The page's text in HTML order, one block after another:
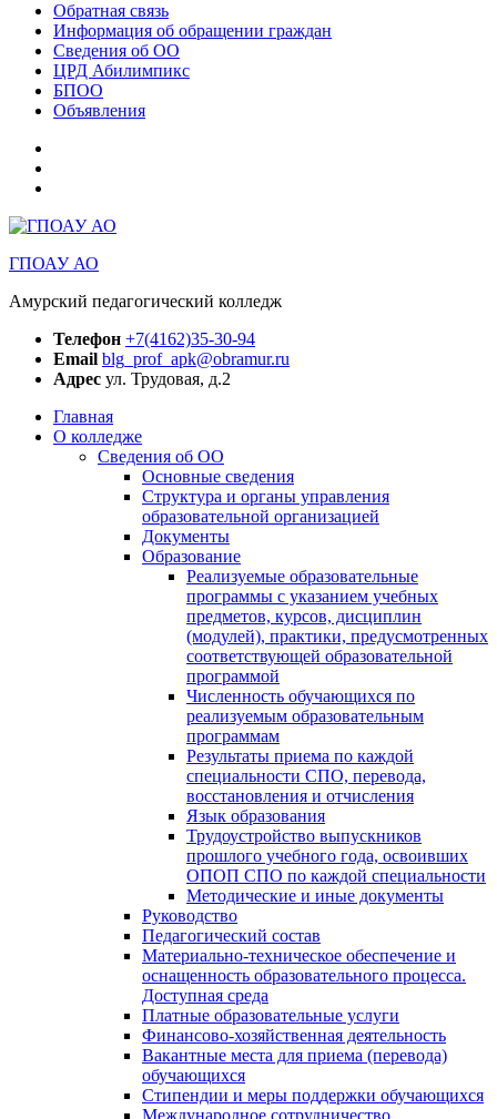
Обратная связь
Информация об обращении граждан
Сведения об ОО
ЦРД Абилимпикс
БПОО
Объявления
Амурская
ГПОАУ АО
Амурский педагогический колледж
Телефон +7(4162)35-30-94
Email blg_prof_apk@obramur.ru
Адрес ул. Трудовая, д.2
Главная
О колледже
Сведения об ОО
Основные сведения
Структура и органы управления
образовательной организацией
Документы
Образование
Реализуемые образовательные
программы с указанием учебных
предметов, курсов, дисциплин
(модулей), практики, предусмотренных
соответствующей образовательной
программой
Численность обучающихся по
реализуемым образовательным
программам
Результаты приема по каждой
специальности СПО, перевода,
восстановления и отчисления
Язык образования
Трудоустройство выпускников
прошлого учебного года, освоивших
ОПОП СПО по каждой специальности
Методические и иные документы
Руководство
Педагогический состав
Материально-техническое обеспечение и
оснащенность образовательного процесса.
Доступная среда
Платные образовательные услуги
Финансово-хозяйственная деятельность
Вакантные места для приема (перевода)
обучающихся
Стипендии и меры поддержки обучающихся
Международное сотрудничество